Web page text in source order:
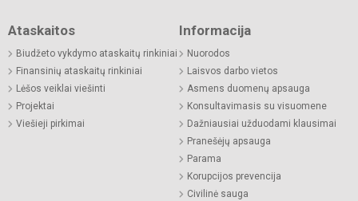
Ataskaitos
Biudžeto vykdymo ataskaitų rinkiniai
Finansinių ataskaitų rinkiniai
Lėšos veiklai viešinti
Projektai
Viešieji pirkimai
Informacija
Nuorodos
Laisvos darbo vietos
Asmens duomenų apsauga
Konsultavimasis su visuomene
Dažniausiai užduodami klausimai
Pranešėjų apsauga
Parama
Korupcijos prevencija
Civilinė sauga